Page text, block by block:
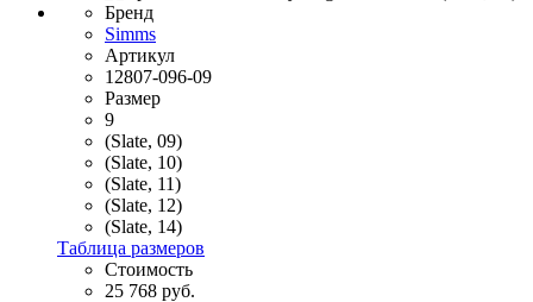
Бренд
Simms
Артикул
12807-096-09
Размер
9
(Slate, 09)
(Slate, 10)
(Slate, 11)
(Slate, 12)
(Slate, 14)
Таблица размеров
Стоимость
25 768 руб.